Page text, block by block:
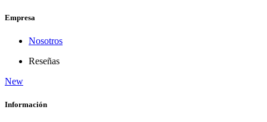
Empresa
Nosotros
Reseñas
New
Información